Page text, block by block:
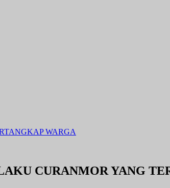
WARGA
CURANMOR YANG